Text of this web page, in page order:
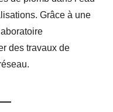
Grâce à une
des travaux de